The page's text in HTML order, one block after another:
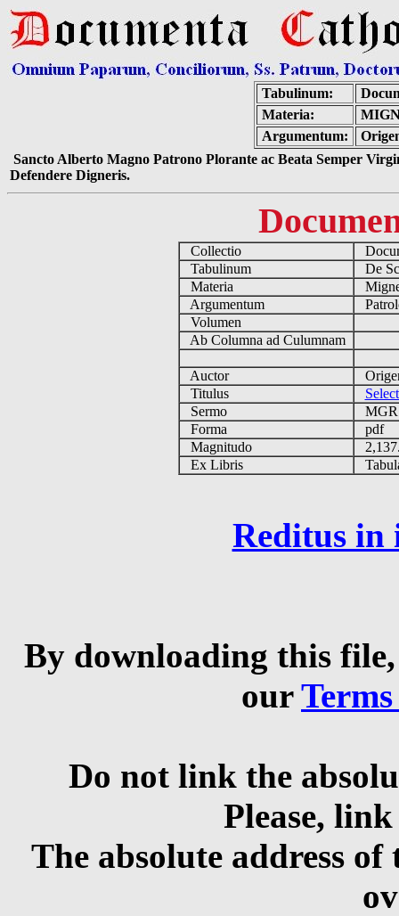
Tabulinum:
Materia:
Argumentum:
Sancto Alberto Magno Patrono Plorante ac Beata Semper
Defendere Digneris.
Collectio
Tabulinum
De
Materia
Argumentum
Volumen
Ab Columna ad Culumnam
Auctor
Titulus
Sermo
Forma
pdf
Magnitudo
Ex Libris
Reditus in
By downloading this
our
Do not link the
Please,
The absolute address